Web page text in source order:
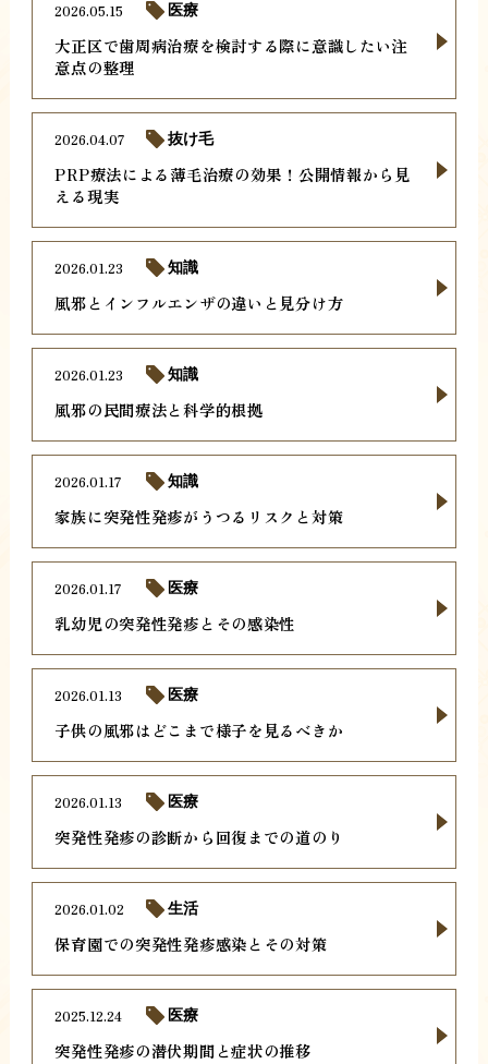
大正区で歯周病治療を検討する際に意識したい注
意点の整理
2026.05.15 医療
PRP療法による薄毛治療の効果！公開情報から見
える現実
2026.04.07 抜け毛
風邪とインフルエンザの違いと見分け方
2026.01.23 知識
風邪の民間療法と科学的根拠
2026.01.23 知識
家族に突発性発疹がうつるリスクと対策
2026.01.17 知識
乳幼児の突発性発疹とその感染性
2026.01.17 医療
子供の風邪はどこまで様子を見るべきか
2026.01.13 医療
突発性発疹の診断から回復までの道のり
2026.01.13 医療
保育園での突発性発疹感染とその対策
2026.01.02 生活
突発性発疹の潜伏期間と症状の推移
2025.12.24 医療